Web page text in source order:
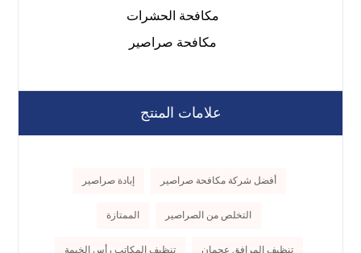
مكافحة الحشرات
مكافحة صراصير
علامات المنتج
أفضل شركة مكافحة صراصير إبادة صراصير
التخلص من الصراصير الممتازة
تنظيف المرافق عجمان تنظيف المكاتب رأس الخيمة